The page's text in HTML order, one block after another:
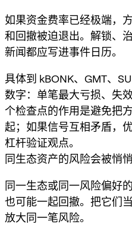
如果资金费率已经极端，
和回撤被迫退出。解锁、
新闻都应写进事件日历。
具体到 kBONK、GMT、
数字：单笔最大亏损、失
个检查点的作用是避免把
起；如果信号互相矛盾，
杠杆验证观点。
同生态资产的风险会被悄
同一生态或同一风险偏好
也可能一起回撤。把它们
放大同一笔风险。